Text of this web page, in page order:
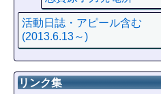
活動日誌・アピール含む
(2013.6.13～)
リンク集